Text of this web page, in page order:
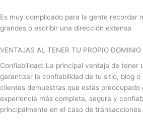
Es muy complicado para la gente recordar
grandes o escribir una dirección extensa
VENTAJAS AL TENER TU PROPIO DOMINIO
Confiabilidad: La principal ventaja de tener
garantizar la confiabilidad de tu sitio, blog o
clientes demuestras que estás preocupado
experiencia más completa, segura y
principalmente en el caso de transacciones